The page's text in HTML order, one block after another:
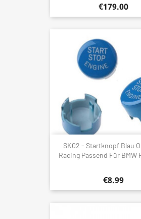
€179.00
SK02 - Startknopf Blau
Racing Passend Für BMW
€8.99